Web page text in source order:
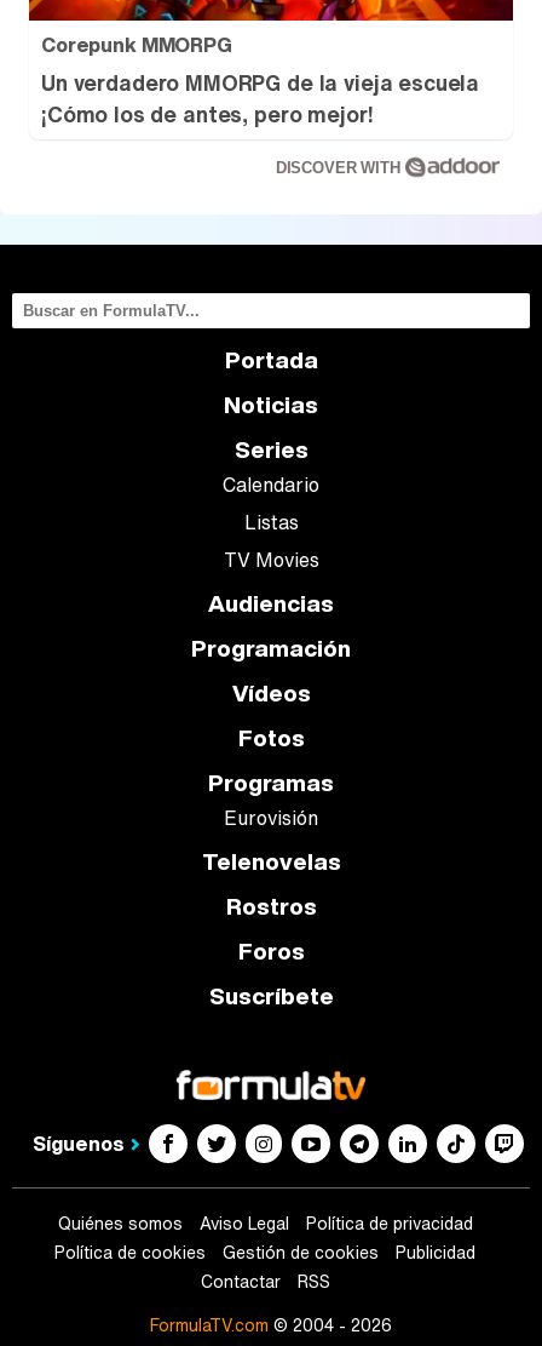
Corepunk MMORPG
Un verdadero MMORPG de la vieja escuela
¡Cómo los de antes, pero mejor!
DISCOVER WITH
Portada
Noticias
Series
Calendario
Listas
TV Movies
Audiencias
Programación
Vídeos
Fotos
Programas
Eurovisión
Telenovelas
Rostros
Foros
Suscríbete
Síguenos
Quiénes somos Aviso Legal
Política de privacidad
Política de cookies
Gestión de cookies
Publicidad
Contactar
RSS
FormulaTV.com © 2004 - 2026